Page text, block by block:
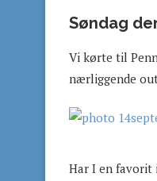
Søndag
Vi kørte til
nærliggende
Har I en favorit